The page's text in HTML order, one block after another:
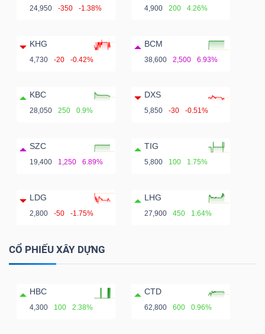
24,950 -350 -1.38% 4,900 200 4.26%
KHG
4,730 -20 -0.42%
BCM
38,600 2,500 6.93%
KBC
28,050 250 0.9%
DXS
5,850 -30 -0.51%
SZC
19,400 1,250 6.89%
TIG
5,800 100 1.75%
LDG
2,800 -50 -1.75%
LHG
27,900 450 1.64%
CỔ PHIẾU XÂY DỰNG
HBC
4,300 100 2.38%
CTD
62,800 600 0.96%